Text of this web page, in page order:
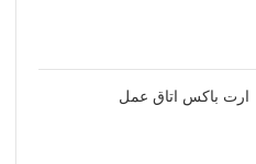
ارت باکس اتاق عمل